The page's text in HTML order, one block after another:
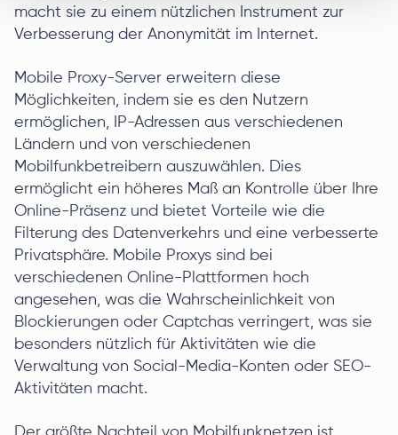
macht sie zu einem nützlichen Instrument zur
Verbesserung der Anonymität im Internet.
Mobile Proxy-Server erweitern diese
Möglichkeiten, indem sie es den Nutzern
ermöglichen, IP-Adressen aus verschiedenen
Ländern und von verschiedenen
Mobilfunkbetreibern auszuwählen. Dies
ermöglicht ein höheres Maß an Kontrolle über Ihre
Online-Präsenz und bietet Vorteile wie die
Filterung des Datenverkehrs und eine verbesserte
Privatsphäre. Mobile Proxys sind bei
verschiedenen Online-Plattformen hoch
angesehen, was die Wahrscheinlichkeit von
Blockierungen oder Captchas verringert, was sie
besonders nützlich für Aktivitäten wie die
Verwaltung von Social-Media-Konten oder SEO-
Aktivitäten macht.